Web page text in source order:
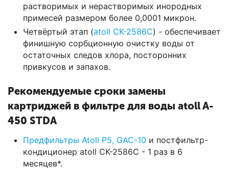
растворимых и нерастворимых инородных
примесей размером более 0,0001 микрон.
Четвёртый этап (atoll CK-2586C) - обеспечивает
финишную сорбционную очистку воды от
остаточных следов хлора, посторонних
привкусов и запахов.
Рекомендуемые сроки замены
картриджей в фильтре для воды atoll A-
450 STDA
Предфильтры Atoll P5, GAC-10 и постфильтр-
кондиционер atoll CK-2586C - 1 раз в 6
месяцев*.